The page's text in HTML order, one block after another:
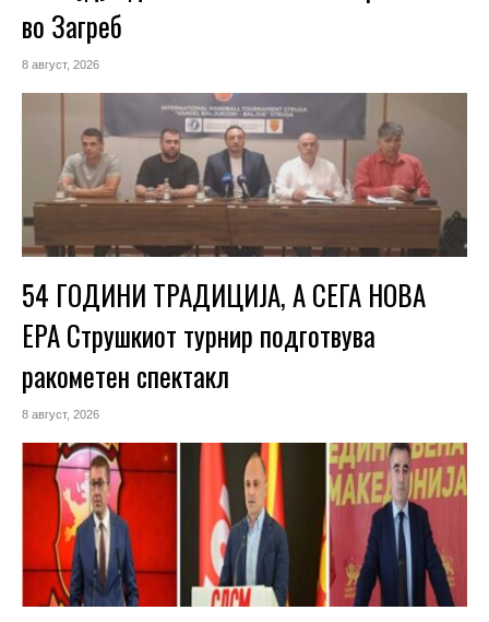
во Загреб
8 август, 2026
54 ГОДИНИ ТРАДИЦИЈА, А СЕГА НОВА
ЕРА Струшкиот турнир подготвува
ракометен спектакл
8 август, 2026